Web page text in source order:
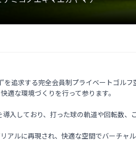
追求する完全会員制プライベートゴルフ
適な環境づくりを行って参ります。
入しており、打った球の軌道や回転数、
アルに再現され、快適な空間でバーチャ